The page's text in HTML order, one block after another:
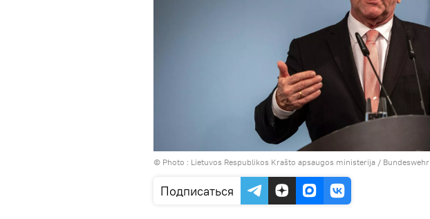
© Photo : Lietuvos Respublikos Krašto apsaugos ministerija / Bundeswehr
Подписаться